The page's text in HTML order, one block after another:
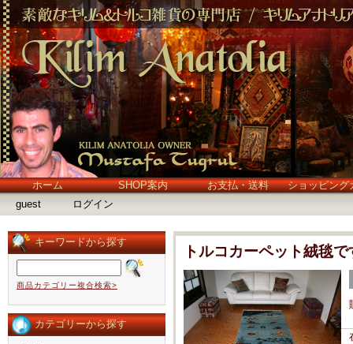
ホーム SHOP案内 お支払・送料
ショッピング
guest
ログイン
キーワードから探す
商品カテゴリー複合検索>
カテゴリーから探す
トルコカーペット絨毯で